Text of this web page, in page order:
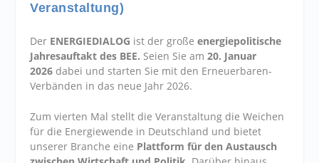
Veranstaltung)
Der ENERGIEDIALOG ist der großeenergiepolitische
Jahresauftakt des BEE. Seien Sie am20. Januar
2026 dabei und starten Sie mit den Erneuerbaren-
Verbänden in das neue Jahr 2026.
Zum vierten Mal stellt die Veranstaltung die Weichen
für die Energiewende in Deutschland und bietet
unserer Branche eine Plattform für den Austausch